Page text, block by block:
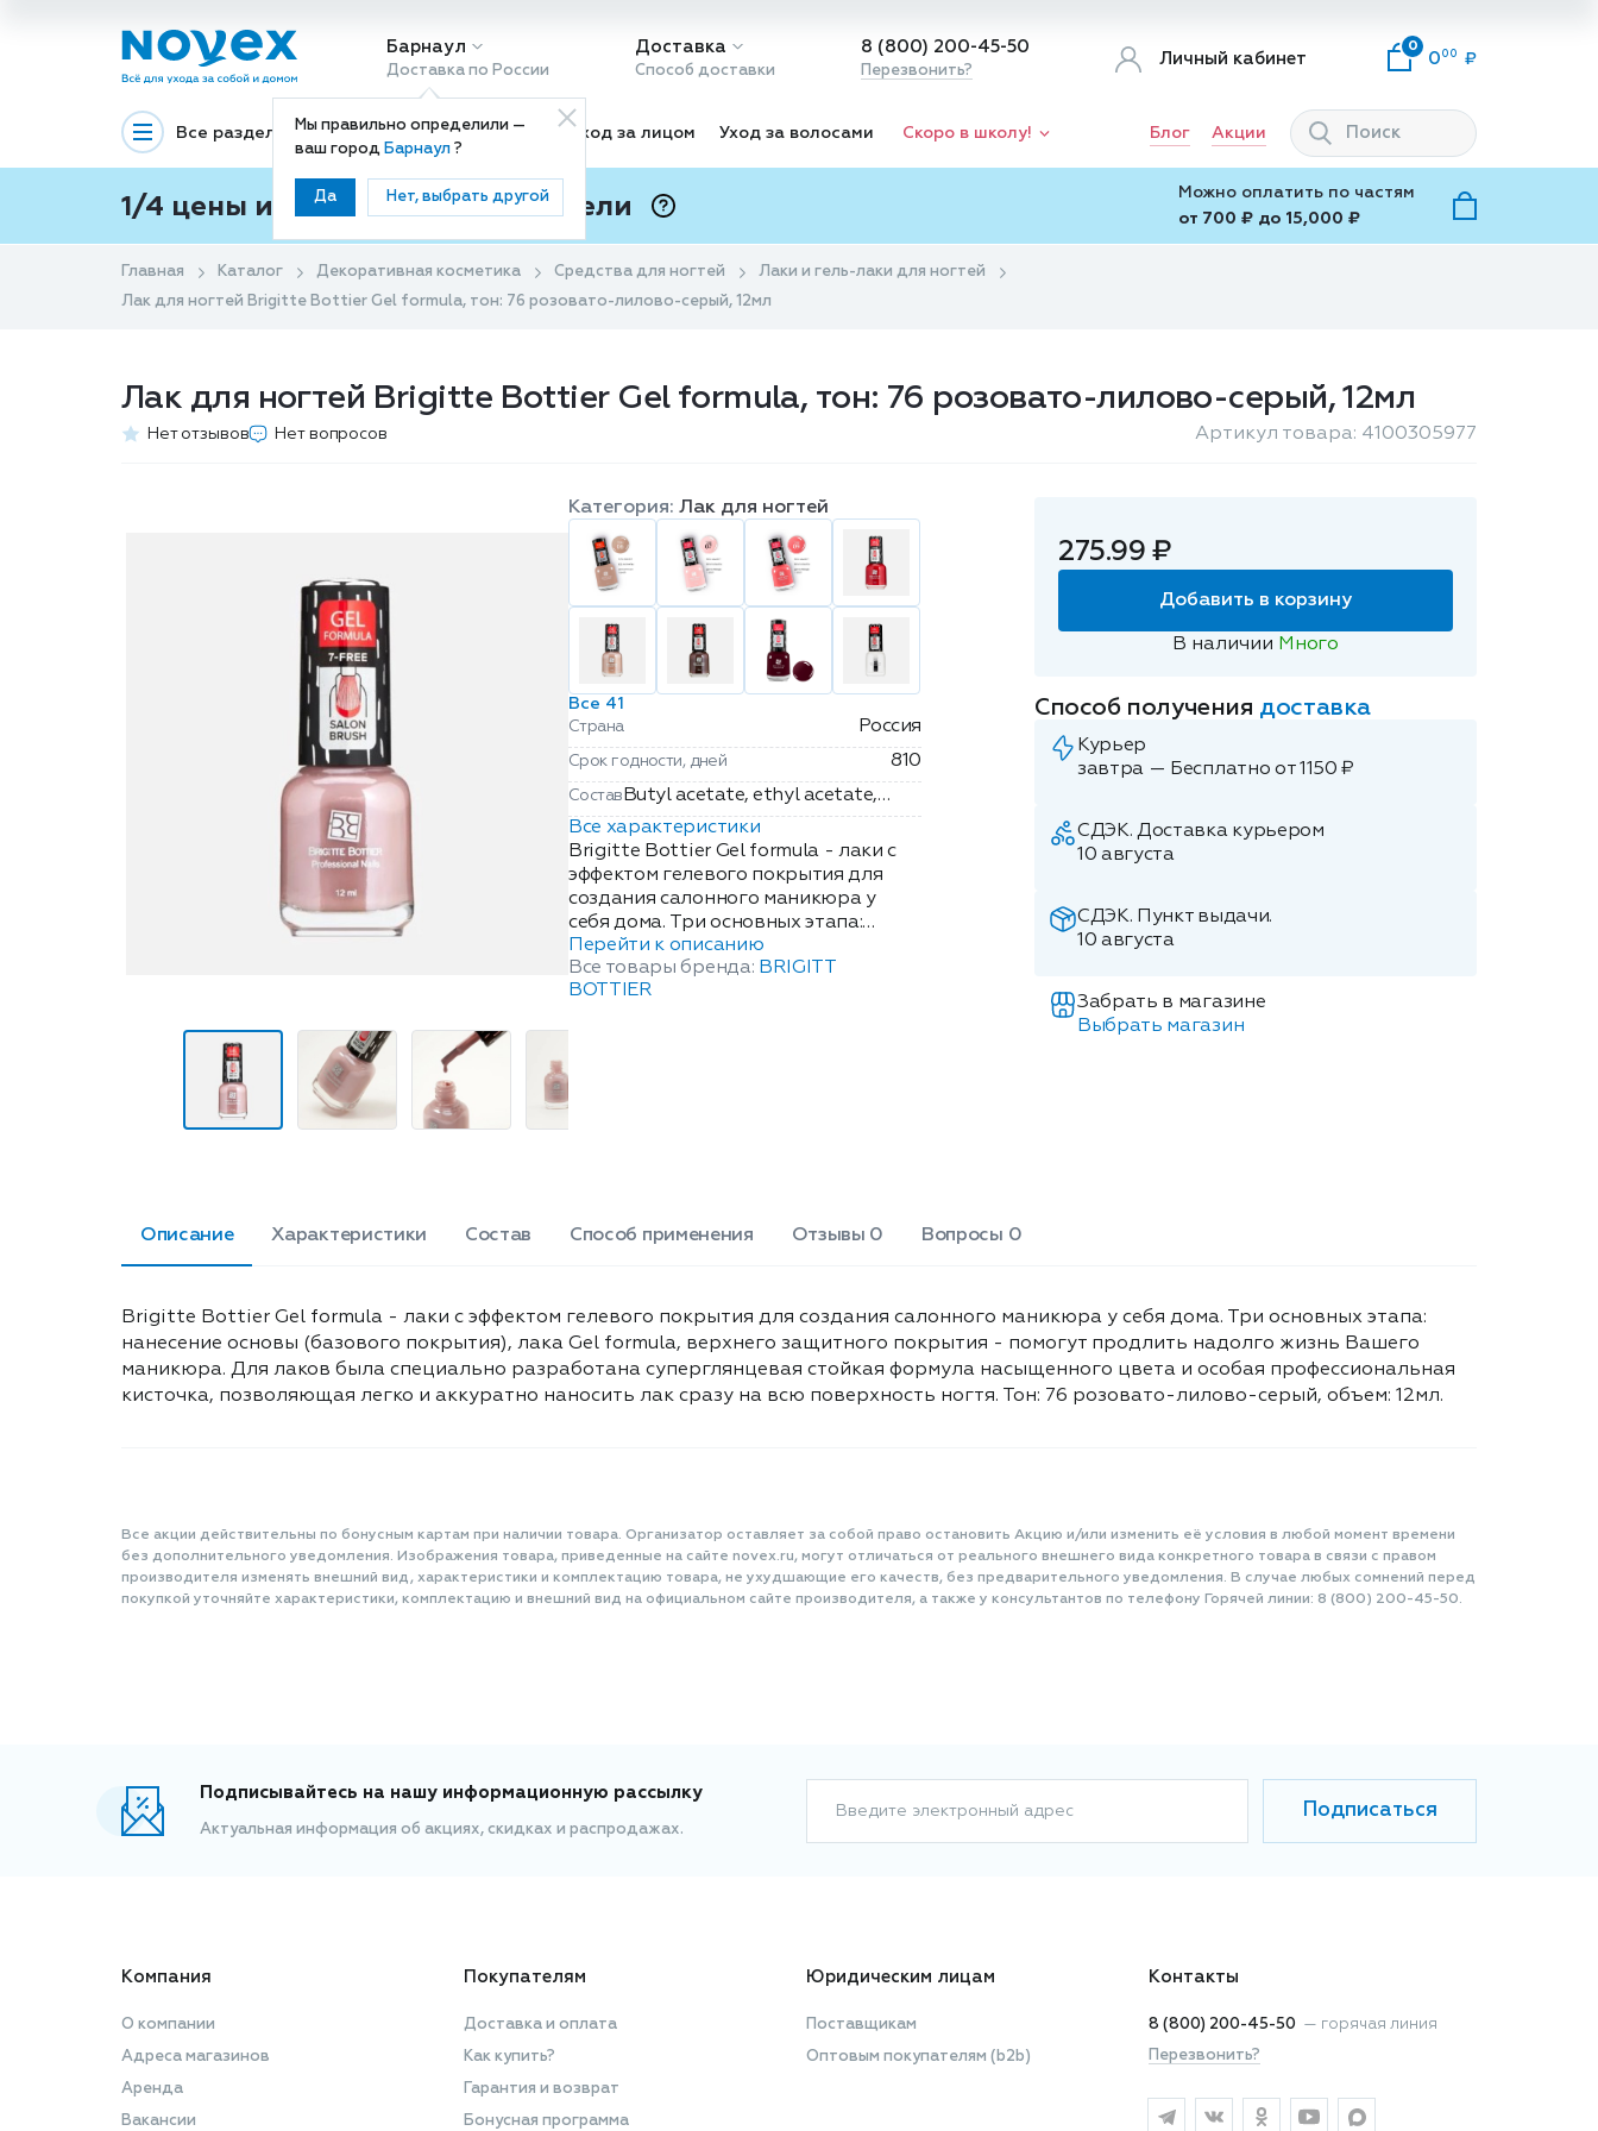
Барнаул
Доставка по России
Мы правильно определили —
ваш город Барнаул?
Да Нет, выбрать другой
Доставка
Способ доставки
8 (800) 200-45-50
Перезвонить?
Личный кабинет
0
0 00
Все разделы Декоративная косметика Уход за лицом Уход за волосами Скоро в школу! Блог Акции
1/4 цены и покупки ваши с Подели
Можно оплатить по частям
от 700 ₽ до 15,000 ₽
Главная Каталог Декоративная косметика Средства для ногтей
Лаки и гель-лаки для ногтей
Лак для ногтей Brigitte Bottier Gel formula, тон: 76 розовато-лилово-серый, 12мл
Лак для ногтей Brigitte Bottier Gel formula, тон: 76 розовато-лилово-серый, 12мл
Нет отзывов Нет вопросов Артикул товара: 4100305977
Категория: Лак для ногтей
Все 41
Страна
Россия
Срок годности, дней 810
Состав Butyl acetate, ethyl acetate,
nitrocellulose, adipic
acid/neopentyl glycol/trimellitic
anhydride copolymer, acetyl
tributyl citrat, isopropyl alcohol ,
silica, benzophenone (+ /-):
styrene/acrylates copolimer,
acrylates copolymer,
powder, calcium aluminum
Все характеристики
Brigitte Bottier Gel formula - лаки с
эффектом гелевого покрытия для
создания салонного маникюра у
себя дома. Три основных этапа:
нанесение основы (базового
покрытия), лака Gel formula,
верхнего защитного покрытия -
розовато-лилово-серый, объем:
Перейти к описанию
Все товары бренда: BRIGITT
BOTTIER
275.99 ₽
Добавить в корзину
В наличии Много
Способ получения доставка
Курьер
завтра — Бесплатно от 1150 ₽
СДЭК. Доставка курьером
10 августа
СДЭК. Пункт выдачи.
10 августа
Забрать в магазине
Выбрать магазин
Описание Характеристики Состав Способ применения Отзывы 0 Вопросы 0
Brigitte Bottier Gel formula - лаки с эффектом гелевого покрытия для создания салонного маникюра у себя дома. Три основных этапа:
нанесение основы (базового покрытия), лака Gel formula, верхнего защитного покрытия - помогут продлить надолго жизнь Вашего
маникюра. Для лаков была специально разработана суперглянцевая стойкая формула насыщенного цвета и особая профессиональная
кисточка, позволяющая легко и аккуратно наносить лак сразу на всю поверхность ногтя. Тон: 76 розовато-лилово-серый, объем: 12мл.
Все акции действительны по бонусным картам при наличии товара. Организатор оставляет за собой право остановить Акцию и/или изменить её условия в любой момент времени
без дополнительного уведомления. Изображения товара, приведенные на сайте novex.ru, могут отличаться от реального внешнего вида конкретного товара в связи с правом
производителя изменять внешний вид, характеристики и комплектацию товара, не ухудшающие его качеств, без предварительного уведомления. В случае любых сомнений перед
покупкой уточняйте характеристики, комплектацию и внешний вид на официальном сайте производителя, а также у консультантов по телефону Горячей линии: 8 (800) 200-45-50.
Подписывайтесь на нашу информационную рассылку
Актуальная информация об акциях, скидках и распродажах.
Введите электронный адрес Подписаться
Компания
О компании
Адреса магазинов
Аренда
Вакансии
Покупателям
Доставка и оплата
Как купить?
Гарантия и возврат
Бонусная программа
Юридическим лицам
Поставщикам
Оптовым покупателям (b2b)
Контакты
8 (800) 200-45-50 — горячая линия
Перезвонить?